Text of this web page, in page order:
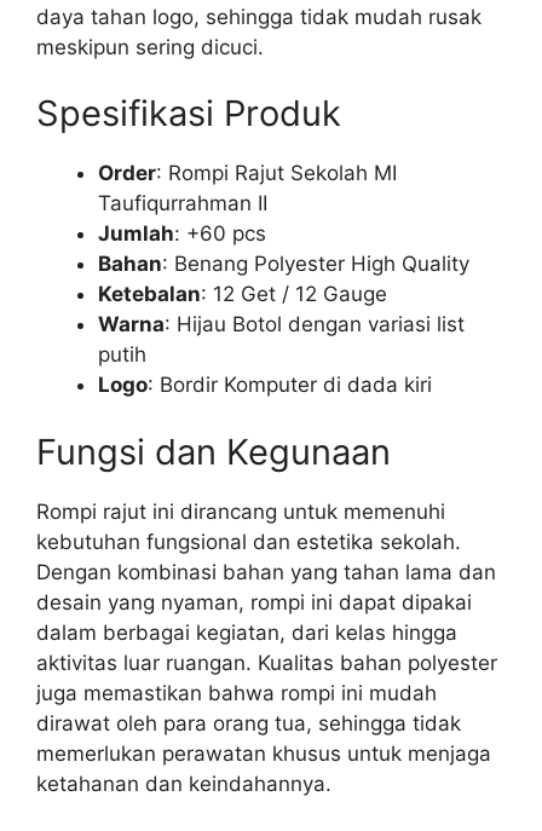
daya tahan logo, sehingga tidak mudah rusak
meskipun sering dicuci.
Spesifikasi Produk
Order: Rompi Rajut Sekolah MI
Taufiqurrahman II
Jumlah: +60 pcs
Bahan: Benang Polyester High Quality
Ketebalan: 12 Get / 12 Gauge
Warna: Hijau Botol dengan variasi list
putih
Logo: Bordir Komputer di dada kiri
Fungsi dan Kegunaan
Rompi rajut ini dirancang untuk memenuhi
kebutuhan fungsional dan estetika sekolah.
Dengan kombinasi bahan yang tahan lama dan
desain yang nyaman, rompi ini dapat dipakai
dalam berbagai kegiatan, dari kelas hingga
aktivitas luar ruangan. Kualitas bahan polyester
juga memastikan bahwa rompi ini mudah
dirawat oleh para orang tua, sehingga tidak
memerlukan perawatan khusus untuk menjaga
ketahanan dan keindahannya.